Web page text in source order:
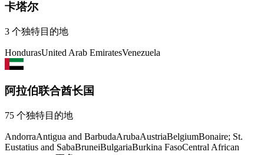
卡塔尔
3 个独特目的地
HondurasUnited Arab EmiratesVenezuela
阿拉伯联合酋长国
75 个独特目的地
AndorraAntigua and BarbudaArubaAustriaBelgiumBonaire; St.
Eustatius and SabaBruneiBulgariaBurkina FasoCentral African